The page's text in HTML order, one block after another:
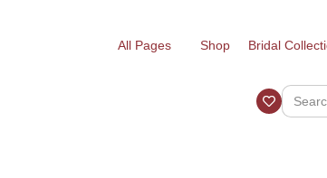
All Pages Shop Bridal